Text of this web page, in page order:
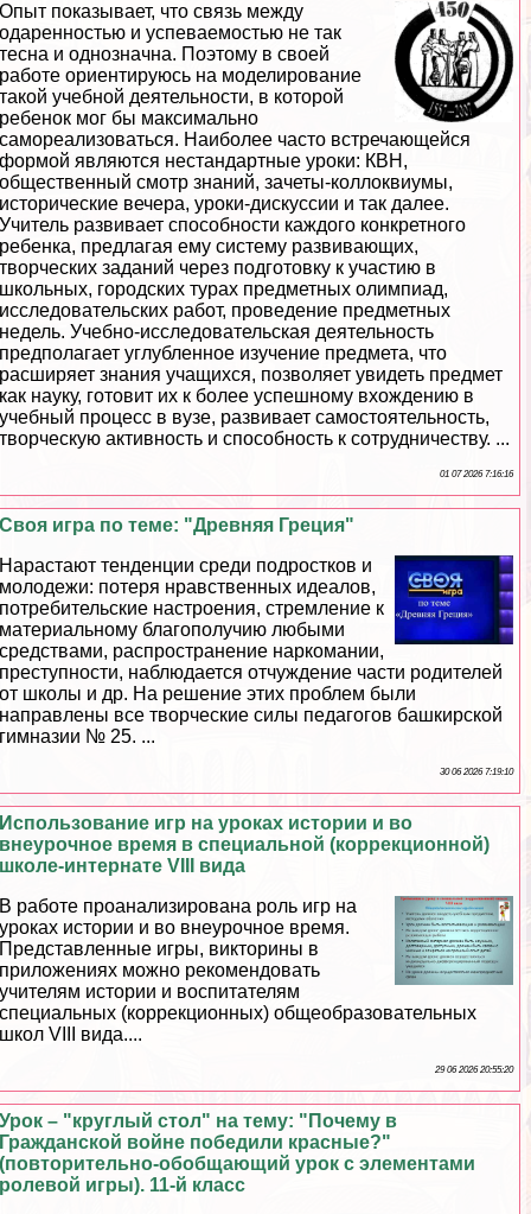
Опыт показывает, что связь между
одаренностью и успеваемостью не так
тесна и однозначна. Поэтому в своей
работе ориентируюсь на моделирование
такой учебной деятельности, в которой
ребенок мог бы максимально
самореализоваться. Наиболее часто встречающейся
формой являются нестандартные уроки: КВН,
общественный смотр знаний, зачеты-коллоквиумы,
исторические вечера, уроки-дискуссии и так далее.
Учитель развивает способности каждого конкретного
ребенка, предлагая ему систему развивающих,
творческих заданий через подготовку к участию в
школьных, городских турах предметных олимпиад,
исследовательских работ, проведение предметных
недель. Учебно-исследовательская деятельность
предполагает углубленное изучение предмета, что
расширяет знания учащихся, позволяет увидеть предмет
как науку, готовит их к более успешному вхождению в
учебный процесс в вузе, развивает самостоятельность,
творческую активность и способность к сотрудничеству. ...
01 07 2026 7:16:16
Своя игра по теме: "Древняя Греция"
Нарастают тенденции среди подростков и
молодежи: потеря нравственных идеалов,
потребительские настроения, стремление к
материальному благополучию любыми
средствами, распространение наркомании,
преступности, наблюдается отчуждение части родителей
от школы и др. На решение этих проблем были
направлены все творческие силы педагогов башкирской
гимназии № 25. ...
30 06 2026 7:19:10
Использование игр на уроках истории и во
внеурочное время в специальной (коррекционной)
школе-интернате VIII вида
В работе проанализирована роль игр на
уроках истории и во внеурочное время.
Представленные игры, викторины в
приложениях можно рекомендовать
учителям истории и воспитателям
специальных (коррекционных) общеобразовательных
школ VIII вида....
29 06 2026 20:55:20
Урок – "круглый стол" на тему: "Почему в
Гражданской войне победили красные?"
(повторительно-обобщающий урок с элементами
ролевой игры). 11-й класс